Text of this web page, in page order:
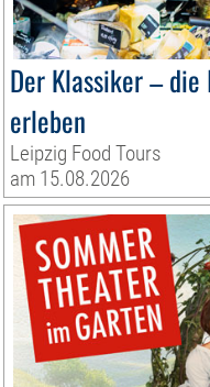
Der Klassiker –
erleben
Leipzig Food Tours
am 15.08.2026